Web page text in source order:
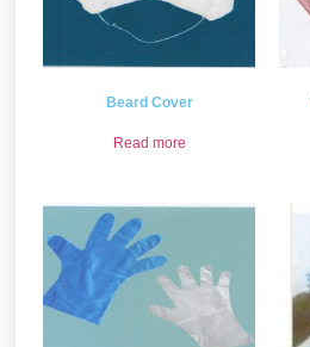
Beard Cover
Read more